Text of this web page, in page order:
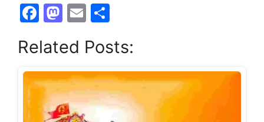
F
c
e
b
o
M
st
o
d
o
E
ai
l
ar
e
Related Posts: